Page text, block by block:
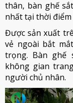
thân, bàn ghế
nhất tại thời điểm
Được sản xuất
vẻ ngoài bắt
trọng. Bàn ghế
không gian
người chủ nhân.